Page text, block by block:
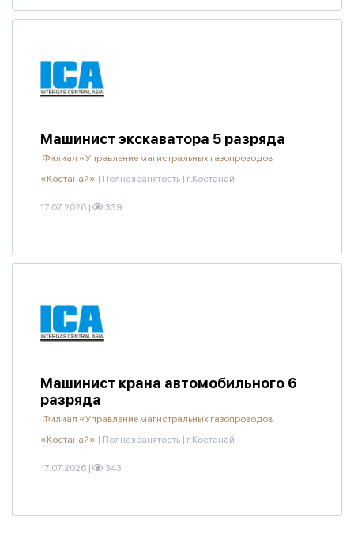
Машинист экскаватора 5 разряда
Филиал «Управление магистральных газопроводов
«Костанай» | Полная занятость | г.Костанай
17.07.2026 | 339
Машинист крана автомобильного 6
разряда
Филиал «Управление магистральных газопроводов
«Костанай» | Полная занятость | г.Костанай
17.07.2026 | 343